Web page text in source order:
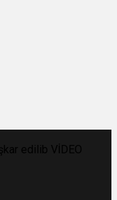
edilib VİDEO